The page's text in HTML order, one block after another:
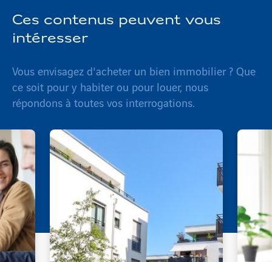
Ces contenus peuvent vous
intéresser
Vous envisagez d'acheter un bien immobilier ? Que
ce soit pour y habiter ou pour louer, nous
répondons à toutes vos interrogations.